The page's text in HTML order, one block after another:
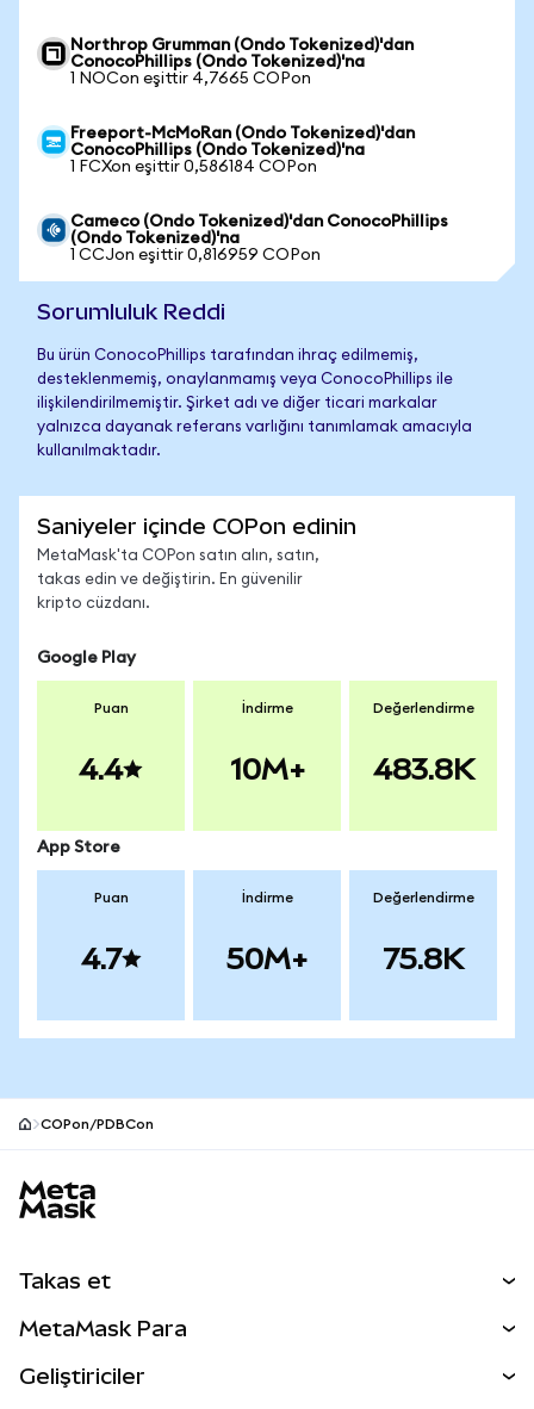
Northrop Grumman (Ondo Tokenized)'dan
ConocoPhillips (Ondo Tokenized)'na
1 NOCon eşittir 4,7665 COPon
Freeport-McMoRan (Ondo Tokenized)'dan
ConocoPhillips (Ondo Tokenized)'na
1 FCXon eşittir 0,586184 COPon
Cameco (Ondo Tokenized)'dan ConocoPhillips
(Ondo Tokenized)'na
1 CCJon eşittir 0,816959 COPon
Sorumluluk Reddi
Bu ürün ConocoPhillips tarafından ihraç edilmemiş,
desteklenmemiş, onaylanmamış veya ConocoPhillips ile
ilişkilendirilmemiştir. Şirket adı ve diğer ticari markalar
yalnızca dayanak referans varlığını tanımlamak amacıyla
kullanılmaktadır.
Saniyeler içinde COPon edinin
MetaMask'ta COPon satın alın, satın,
takas edin ve değiştirin. En güvenilir
kripto cüzdanı.
Google Play
Puan
4.4
İndirme
10M+
Değerlendirme
483.8K
App Store
Puan
4.7
İndirme
50M+
Değerlendirme
75.8K
COPon/PDBCon
Takas et
Perps
MetaMask Para
Geliştiriciler